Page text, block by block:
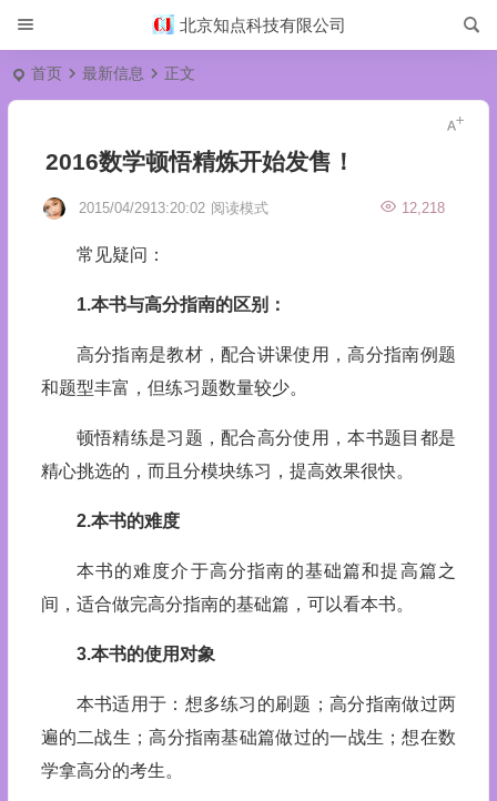
北京知点科技有限公司
首页 最新信息 正文
2016数学顿悟精炼开始发售！
2015/04/2913:20:02 12,218
阅读模式
常见疑问：
1.本书与高分指南的区别：
高分指南是教材，配合讲课使用，高分指南例题
和题型丰富，但练习题数量较少。
顿悟精练是习题，配合高分使用，本书题目都是
精心挑选的，而且分模块练习，提高效果很快。
2.本书的难度
本书的难度介于高分指南的基础篇和提高篇之
间，适合做完高分指南的基础篇，可以看本书。
3.本书的使用对象
本书适用于：想多练习的刷题；高分指南做过两
遍的二战生；高分指南基础篇做过的一战生；想在数
学拿高分的考生。